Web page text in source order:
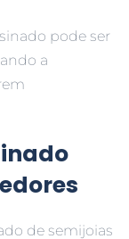
pode ser
a
de semijoias